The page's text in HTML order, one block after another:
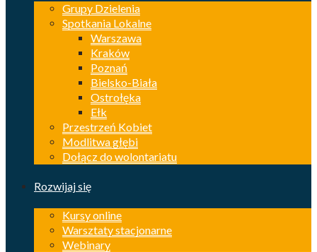
Grupy Dzielenia
Spotkania Lokalne
Warszawa
Kraków
Poznań
Bielsko-Biała
Ostrołęka
Ełk
Przestrzeń Kobiet
Modlitwa głębi
Dołącz do wolontariatu
Rozwijaj się
Kursy online
Warsztaty stacjonarne
Webinary